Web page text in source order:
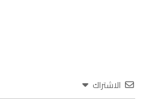
الاشتراك